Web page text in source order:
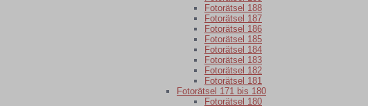
Fotorätsel 188
Fotorätsel 187
Fotorätsel 186
Fotorätsel 185
Fotorätsel 184
Fotorätsel 183
Fotorätsel 182
Fotorätsel 181
Fotorätsel 171 bis 180
Fotorätsel 180